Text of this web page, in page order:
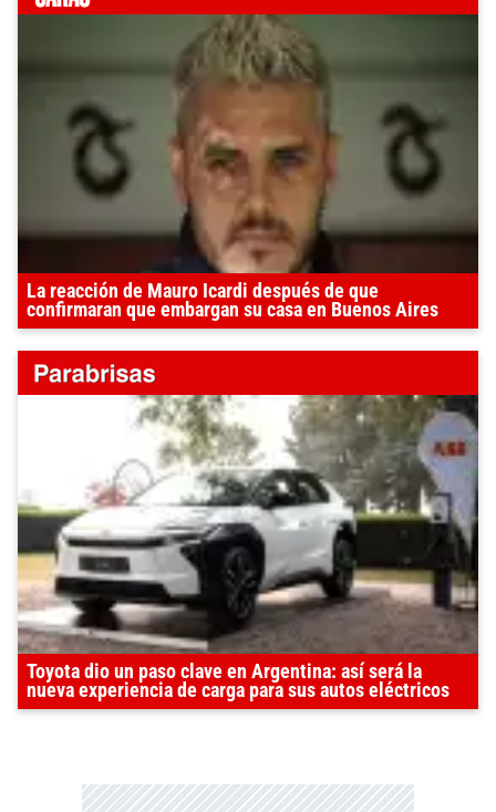
La reacción de Mauro Icardi después de que
confirmaran que embargan su casa en Buenos Aires
Toyota dio un paso clave en Argentina: así será la
nueva experiencia de carga para sus autos eléctricos